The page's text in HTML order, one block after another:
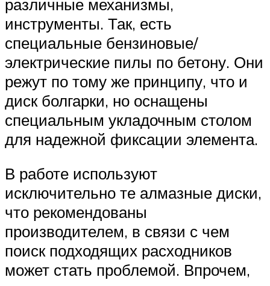
различные механизмы,
инструменты. Так, есть
специальные бензиновые/
электрические пилы по бетону. Они
режут по тому же принципу, что и
диск болгарки, но оснащены
специальным укладочным столом
для надежной фиксации элемента.
В работе используют
исключительно те алмазные диски,
что рекомендованы
производителем, в связи с чем
поиск подходящих расходников
может стать проблемой. Впрочем,